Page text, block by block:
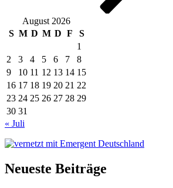
August 2026
S M D M D F
S
1
2
3 4 5 6 7
8
9
10 11 12 13 14 15
16 17 18 19 20 21 22
23 24 25 26 27 28 29
30 31
« Juli
Neueste Beiträge